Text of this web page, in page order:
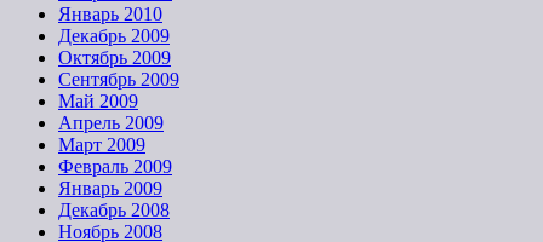
Январь 2010
Декабрь 2009
Октябрь 2009
Сентябрь 2009
Май 2009
Апрель 2009
Март 2009
Февраль 2009
Январь 2009
Декабрь 2008
Ноябрь 2008